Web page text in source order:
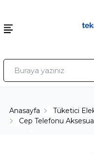
Anasayfa
Tüketici
Cep Telefonu